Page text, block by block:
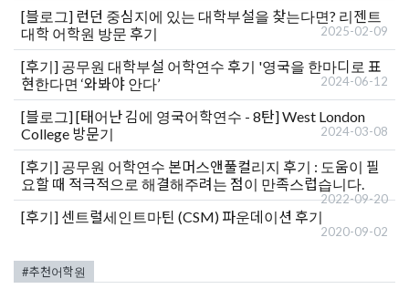
[블로그] 런던 중심지에 있는 대학부설을 찾는다면? 리젠트
대학 어학원 방문 후기
2025-02-09
[후기] 공무원 대학부설 어학연수 후기 '영국을 한마디로 표
현한다면 ‘와봐야 안다’
2024-06-12
[블로그][태어난 김에 영국어학연수 - 8탄] West London
College 방문기
2024-03-08
[후기] 공무원 어학연수 본머스앤풀컬리지 후기 : 도움이 필
요할 때 적극적으로 해결해주려는 점이 만족스럽습니다.
2022-09-20
[후기] 센트럴세인트마틴 (CSM) 파운데이션 후기
2020-09-02
#추천어학원